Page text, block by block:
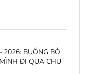
2026: BUÔNG BỎ
ĐI QUA CHU